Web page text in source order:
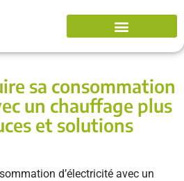
sa consommation
un chauffage plus
et solutions
d’électricité avec un